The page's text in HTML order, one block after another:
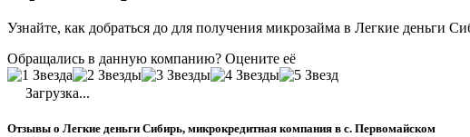
Узнайте, как добраться до для получения микрозайма в Легкие деньги
Обращались в данную компанию? Оцените её
Загрузка...
Отзывы о Легкие деньги Сибирь, микрокредитная компания в с. Первомайском